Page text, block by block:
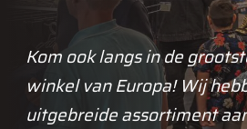
Kom ook langs in de
winkel van Europa! Wij
uitgebreide assortiment